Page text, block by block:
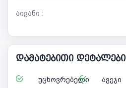
აივანი :
დამატებითი დეტალები
უცხოვრებელი ავეჯი